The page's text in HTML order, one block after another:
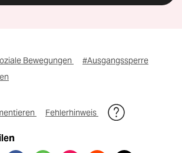
Bewegungen
#Ausgangssperre
Fehlerhinweis